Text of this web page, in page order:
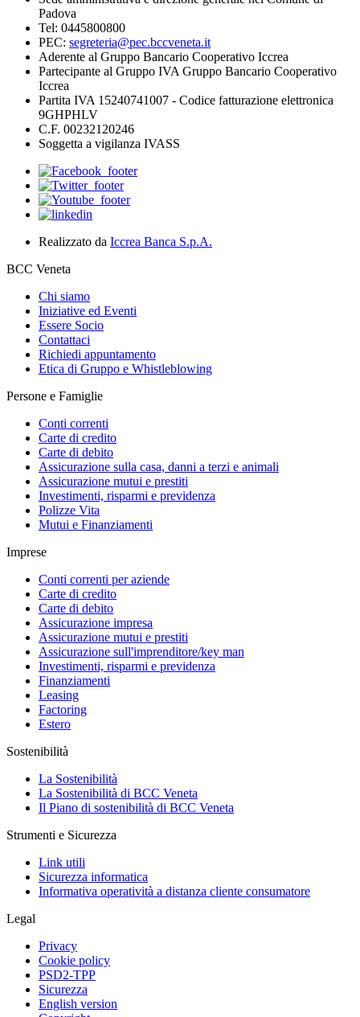
Padova
Tel: 0445800800
PEC: segreteria@pec.bccveneta.it
Aderente al Gruppo Bancario Cooperativo Iccrea
Partecipante al Gruppo IVA Gruppo Bancario Cooperativo
Iccrea
Partita IVA 15240741007 - Codice fatturazione elettronica
9GHPHLV
C.F. 00232120246
Soggetta a vigilanza IVASS
Realizzato da Iccrea Banca S.p.A.
BCC Veneta
Chi siamo
Iniziative ed Eventi
Essere Socio
Contattaci
Richiedi appuntamento
Etica di Gruppo e Whistleblowing
Persone e Famiglie
Conti correnti
Carte di credito
Carte di debito
Assicurazione sulla casa, danni a terzi e animali
Assicurazione mutui e prestiti
Investimenti, risparmi e previdenza
Polizze Vita
Mutui e Finanziamenti
Imprese
Conti correnti per aziende
Carte di credito
Carte di debito
Assicurazione impresa
Assicurazione mutui e prestiti
Assicurazione sull'imprenditore/key man
Investimenti, risparmi e previdenza
Finanziamenti
Leasing
Factoring
Estero
Sostenibilità
La Sostenibilità
La Sostenibilità di BCC Veneta
Il Piano di sostenibilità di BCC Veneta
Strumenti e Sicurezza
Link utili
Sicurezza informatica
Informativa operatività a distanza cliente consumatore
Legal
Privacy
Cookie policy
PSD2-TPP
Sicurezza
English version